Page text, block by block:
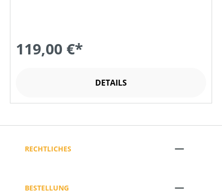
119,00 €*
DETAILS
RECHTLICHES
BESTELLUNG